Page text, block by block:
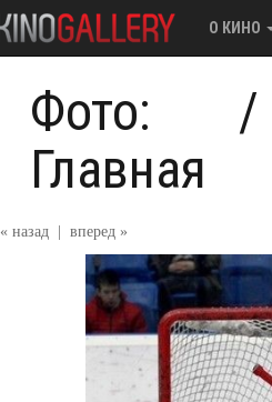
О КИНО
Фото:
Главная
/
« назад вперед »